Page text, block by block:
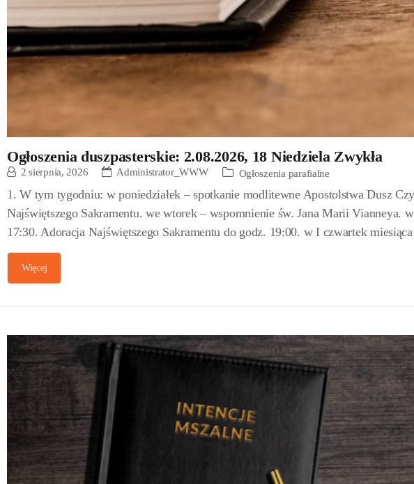
Ogłoszenia duszpasterskie: 2.08.2026, 18 Niedziela Zwykła
2 sierpnia, 2026 Administrator_WWW Ogłoszenia parafialne
1. W tym tygodniu: w poniedziałek – spotkanie modlitewne Apostolstwa Dusz
Najświętszego Sakramentu. we wtorek – wspomnienie św. Jana Marii Vianneya.
17:30. Adoracja Najświętszego Sakramentu do godz. 19:00. w I czwartek
Więcej